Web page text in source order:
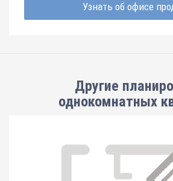
Узнать об офисе
Другие
однокомнатных